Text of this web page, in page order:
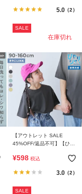
5.0（2）
SALE
在庫切れ
【アウトレット SALE
45%OFF/返品不可】【ひや
グシルエット 半袖Tシャツ
¥598 税込
3.0（2）
SALE